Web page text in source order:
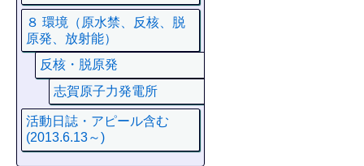
８ 環境（原水禁、反核、脱
原発、放射能）
反核・脱原発
志賀原子力発電所
活動日誌・アピール含む
(2013.6.13～)